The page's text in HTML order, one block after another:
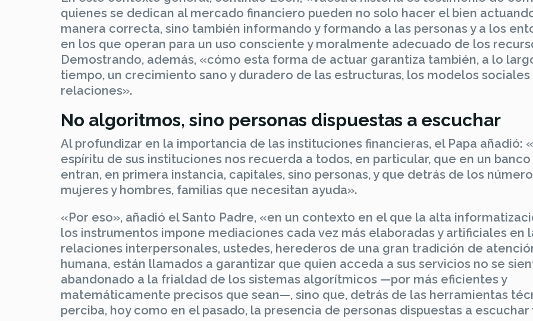
quienes se dedican al mercado financiero pueden no solo hacer el bien
manera correcta, sino también informando y formando a las personas y a los
en los que operan para un uso consciente y moralmente adecuado de los
Demostrando, además, «cómo esta forma de actuar garantiza también, a lo
tiempo, un crecimiento sano y duradero de las estructuras, los modelos sociales
relaciones».
No algoritmos, sino personas dispuestas a escuchar
Al profundizar en la importancia de las instituciones financieras, el Papa añadió:
espíritu de sus instituciones nos recuerda a todos, en particular, que en un banco
entran, en primera instancia, capitales, sino personas, y que detrás de los
mujeres y hombres, familias que necesitan ayuda».
«Por eso», añadió el Santo Padre, «en un contexto en el que la alta
los instrumentos impone mediaciones cada vez más elaboradas y artificiales en
relaciones interpersonales, ustedes, herederos de una gran tradición de
humana, están llamados a garantizar que quien acceda a sus servicios no se
abandonado a la frialdad de los sistemas algorítmicos —por más eficientes y
matemáticamente precisos que sean—, sino que, detrás de las herramientas
perciba, hoy como en el pasado, la presencia de personas dispuestas a escuchar